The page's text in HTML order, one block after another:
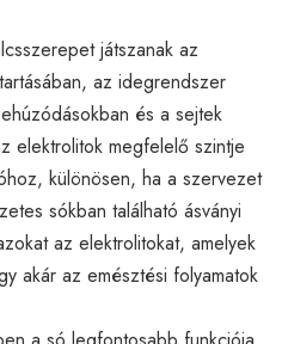
játszanak az
az idegrendszer
és a sejtek
elektrolitok megfelelő szintje
különösen, ha a szervezet
sókban található ásványi
az elektrolitokat, amelyek
akár az emésztési folyamatok